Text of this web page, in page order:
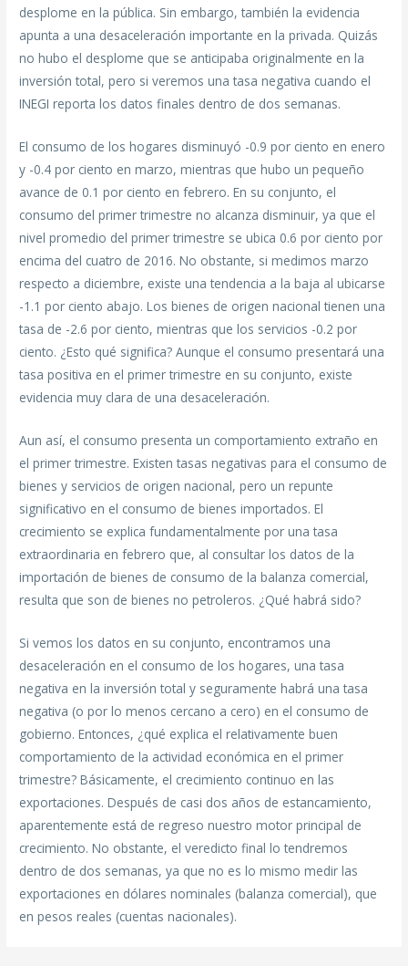
desplome en la pública. Sin embargo, también la evidencia
apunta a una desaceleración importante en la privada. Quizás
no hubo el desplome que se anticipaba originalmente en la
inversión total, pero si veremos una tasa negativa cuando el
INEGI reporta los datos finales dentro de dos semanas.
El consumo de los hogares disminuyó -0.9 por ciento en enero
y -0.4 por ciento en marzo, mientras que hubo un pequeño
avance de 0.1 por ciento en febrero. En su conjunto, el
consumo del primer trimestre no alcanza disminuir, ya que el
nivel promedio del primer trimestre se ubica 0.6 por ciento por
encima del cuatro de 2016. No obstante, si medimos marzo
respecto a diciembre, existe una tendencia a la baja al ubicarse
-1.1 por ciento abajo. Los bienes de origen nacional tienen una
tasa de -2.6 por ciento, mientras que los servicios -0.2 por
ciento. ¿Esto qué significa? Aunque el consumo presentará una
tasa positiva en el primer trimestre en su conjunto, existe
evidencia muy clara de una desaceleración.
Aun así, el consumo presenta un comportamiento extraño en
el primer trimestre. Existen tasas negativas para el consumo de
bienes y servicios de origen nacional, pero un repunte
significativo en el consumo de bienes importados. El
crecimiento se explica fundamentalmente por una tasa
extraordinaria en febrero que, al consultar los datos de la
importación de bienes de consumo de la balanza comercial,
resulta que son de bienes no petroleros. ¿Qué habrá sido?
Si vemos los datos en su conjunto, encontramos una
desaceleración en el consumo de los hogares, una tasa
negativa en la inversión total y seguramente habrá una tasa
negativa (o por lo menos cercano a cero) en el consumo de
gobierno. Entonces, ¿qué explica el relativamente buen
comportamiento de la actividad económica en el primer
trimestre? Básicamente, el crecimiento continuo en las
exportaciones. Después de casi dos años de estancamiento,
aparentemente está de regreso nuestro motor principal de
crecimiento. No obstante, el veredicto final lo tendremos
dentro de dos semanas, ya que no es lo mismo medir las
exportaciones en dólares nominales (balanza comercial), que
en pesos reales (cuentas nacionales).